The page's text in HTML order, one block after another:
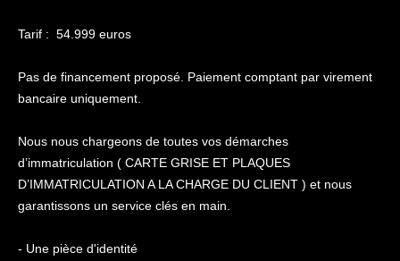
Tarif : 54.999 euros
Pas de financement proposé. Paiement comptant par virement
bancaire uniquement.
Nous nous chargeons de toutes vos démarches
d’immatriculation ( CARTE GRISE ET PLAQUES
D’IMMATRICULATION A LA CHARGE DU CLIENT ) et nous
garantissons un service clés en main.
- Une pièce d'identité